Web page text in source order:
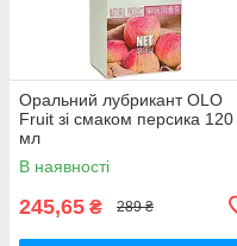
Оральний лубрикант OLO
Fruit зі смаком персика 120
мл
В наявності
245,65 ₴ 289 ₴